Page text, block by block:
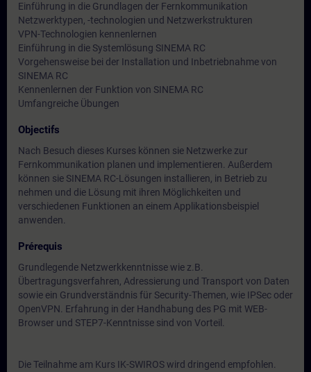
Einführung in die Grundlagen der Fernkommunikation
Netzwerktypen, -technologien und Netzwerkstrukturen
VPN-Technologien kennenlernen
Einführung in die Systemlösung SINEMA RC
Vorgehensweise bei der Installation und Inbetriebnahme von
SINEMA RC
Kennenlernen der Funktion von SINEMA RC
Umfangreiche Übungen
Objectifs
Nach Besuch dieses Kurses können sie Netzwerke zur
Fernkommunikation planen und implementieren. Außerdem
können sie SINEMA RC-Lösungen installieren, in Betrieb zu
nehmen und die Lösung mit ihren Möglichkeiten und
verschiedenen Funktionen an einem Applikationsbeispiel
anwenden.
Prérequis
Grundlegende Netzwerkkenntnisse wie z.B.
Übertragungsverfahren, Adressierung und Transport von Daten
sowie ein Grundverständnis für Security-Themen, wie IPSec oder
OpenVPN. Erfahrung in der Handhabung des PG mit WEB-
Browser und STEP7-Kenntnisse sind von Vorteil.
Die Teilnahme am Kurs IK-SWIROS wird dringend empfohlen.